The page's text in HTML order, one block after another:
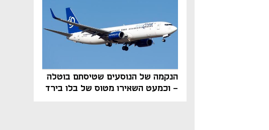
הנקמה של הנוסעים שטיסתם בוטלה
- וכמעט השאירו מטוס של בלו בירד